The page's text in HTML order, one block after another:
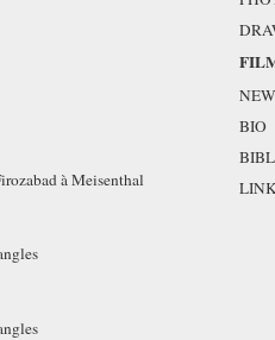
à Meisenthal
BIO